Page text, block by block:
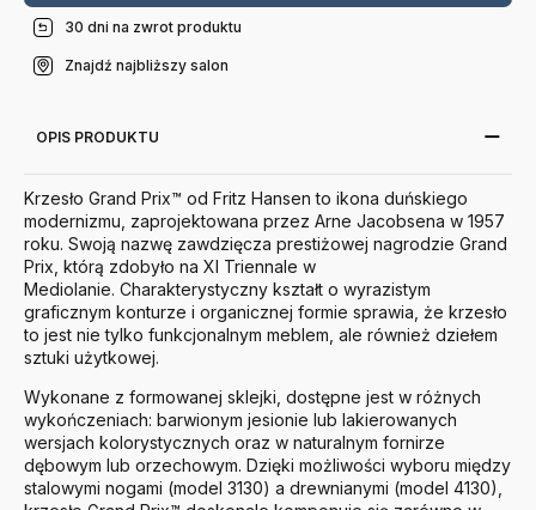
30 dni na zwrot produktu
Znajdź najbliższy salon
OPIS PRODUKTU
Krzesło Grand Prix™ od Fritz Hansen to ikona duńskiego
modernizmu, zaprojektowana przez Arne Jacobsena w 1957
roku. Swoją nazwę zawdzięcza prestiżowej nagrodzie Grand
Prix, którą zdobyło na XI Triennale w
Mediolanie. Charakterystyczny kształt o wyrazistym
graficznym konturze i organicznej formie sprawia, że krzesło
to jest nie tylko funkcjonalnym meblem, ale również dziełem
sztuki użytkowej.
Wykonane z formowanej sklejki, dostępne jest w różnych
wykończeniach: barwionym jesionie lub lakierowanych
wersjach kolorystycznych oraz w naturalnym fornirze
dębowym lub orzechowym. Dzięki możliwości wyboru między
stalowymi nogami (model 3130) a drewnianymi (model 4130),